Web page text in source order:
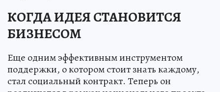
КОГДА ИДЕЯ СТАНОВИТСЯ
БИЗНЕСОМ
Еще одним эффективным инструментом
поддержки, о котором стоит знать каждому,
стал социальный контракт. Теперь он